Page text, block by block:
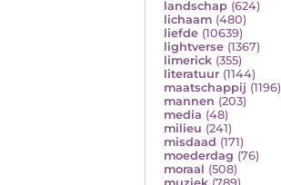
landschap (624)
lichaam (480)
liefde (10639)
lightverse (1367)
limerick (355)
literatuur (1144)
maatschappij (1196)
mannen (203)
media (48)
milieu (241)
misdaad (171)
moederdag (76)
moraal (508)